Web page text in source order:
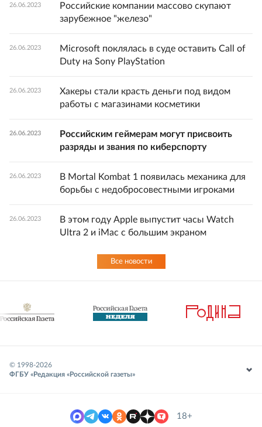
26.06.2023
Российские компании массово скупают
зарубежное "железо"
26.06.2023
Microsoft поклялась в суде оставить Call of
Duty на Sony PlayStation
26.06.2023
Хакеры стали красть деньги под видом
работы с магазинами косметики
26.06.2023
Российским геймерам могут присвоить
разряды и звания по киберспорту
26.06.2023
В Mortal Kombat 1 появилась механика для
борьбы с недобросовестными игроками
26.06.2023
В этом году Apple выпустит часы Watch
Ultra 2 и iMac с большим экраном
Все новости
© 1998-2026
ФГБУ «Редакция «Российской газеты»
18+